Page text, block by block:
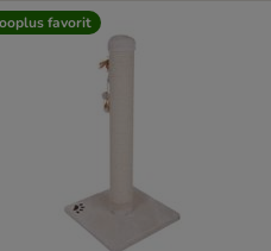
favorit